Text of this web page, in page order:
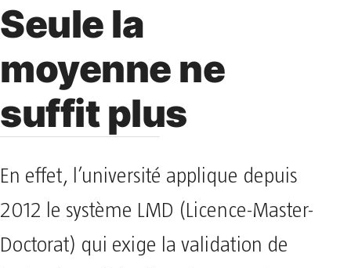
Seule la
moyenne ne
suffit plus
En effet, l’université applique depuis
2012 le système LMD (Licence-Master-
Doctorat) qui exige la validation de